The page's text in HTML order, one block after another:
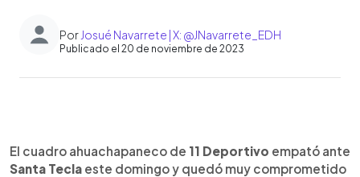
Por Josué Navarrete | X: @JNavarrete_EDH
Publicado el 20 de noviembre de 2023
► Escuchar artículo
El cuadro ahuachapaneco de 11 Deportivo empató ante
Santa Tecla este domingo y quedó muy comprometido